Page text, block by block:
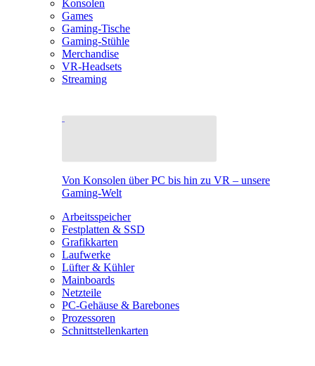
Konsolen
Games
Gaming-Tische
Gaming-Stühle
Merchandise
VR-Headsets
Streaming
Von Konsolen über PC bis hin zu VR – unsere
Gaming-Welt
Arbeitsspeicher
Festplatten & SSD
Grafikkarten
Laufwerke
Lüfter & Kühler
Mainboards
Netzteile
PC-Gehäuse & Barebones
Prozessoren
Schnittstellenkarten